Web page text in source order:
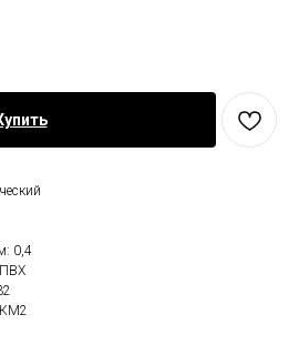
0,4
КМ2